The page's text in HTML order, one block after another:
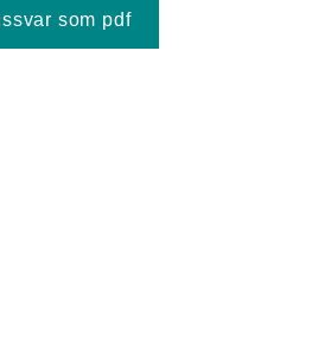
som pdf